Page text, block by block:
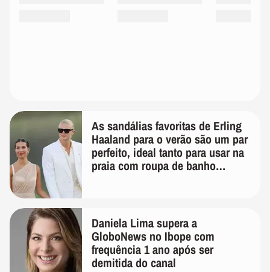
As sandálias favoritas de Erling
Haaland para o verão são um par
perfeito, ideal tanto para usar na
praia com roupa de banho
Daniela Lima supera a
GloboNews no Ibope com
frequência 1 ano após ser
demitida do canal